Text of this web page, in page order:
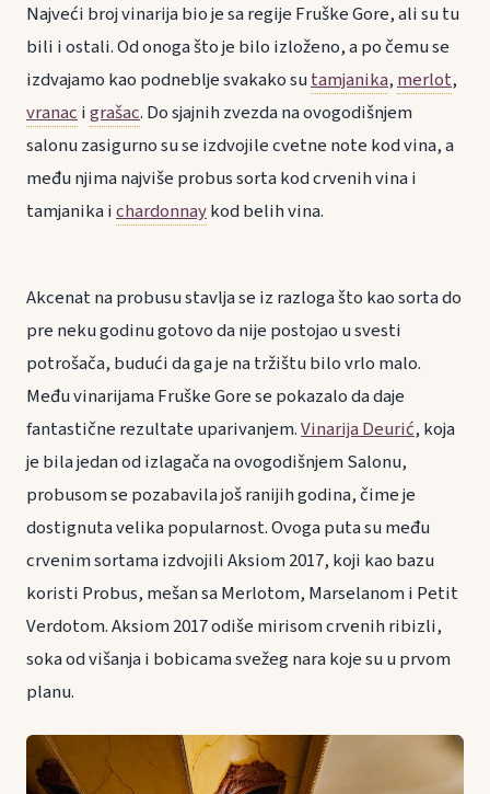
Najveći broj vinarija bio je sa regije Fruške Gore, ali su tu
bili i ostali. Od onoga što je bilo izloženo, a po čemu se
izdvajamo kao podneblje svakako sutamjanika,merlot,
vranacigrašac. Do sjajnih zvezda na ovogodišnjem
salonu zasigurno su se izdvojile cvetne note kod vina, a
među njima najviše probus sorta kod crvenih vina i
tamjanika ichardonnaykod belih vina.
Akcenat na probusu stavlja se iz razloga što kao sorta do
pre neku godinu gotovo da nije postojao u svesti
potrošača, budući da ga je na tržištu bilo vrlo malo.
Među vinarijama Fruške Gore se pokazalo da daje
fantastične rezultate uparivanjem.Vinarija Deurić, koja
je bila jedan od izlagača na ovogodišnjem Salonu,
probusom se pozabavila još ranijih godina, čime je
dostignuta velika popularnost. Ovoga puta su među
crvenim sortama izdvojili Aksiom 2017, koji kao bazu
koristi Probus, mešan sa Merlotom, Marselanom i Petit
Verdotom. Aksiom 2017 odiše mirisom crvenih ribizli,
soka od višanja i bobicama svežeg nara koje su u prvom
planu.